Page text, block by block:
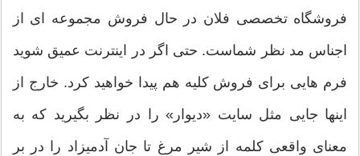
فروشگاه تخصصی فلان در حال فروش مجموعه ای از
اجناس مد نظر شماست. حتی اگر در اینترنت عمیق شوید
فرم هایی برای فروش کلیه هم پیدا خواهید کرد. خارج از
اینها جایی مثل سایت «دیوار» را در نظر بگیرید که به
معنای واقعی کلمه از شیر مرغ تا جان آدمیزاد را در بر